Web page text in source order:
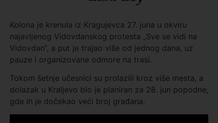
Kolona je krenula iz Kragujevca 27. juna u okviru
najavljenog Vidovdanskog protesta „Sve se vidi na
Vidovdan“, a put je trajao više od jednog dana, uz
pauze i organizovane odmore na trasi.
Tokom šetnje učesnici su prolazili kroz više mesta, a
dolazak u Kraljevo bio je planiran za 28. jun popodne,
gde ih je dočekao veći broj građana.